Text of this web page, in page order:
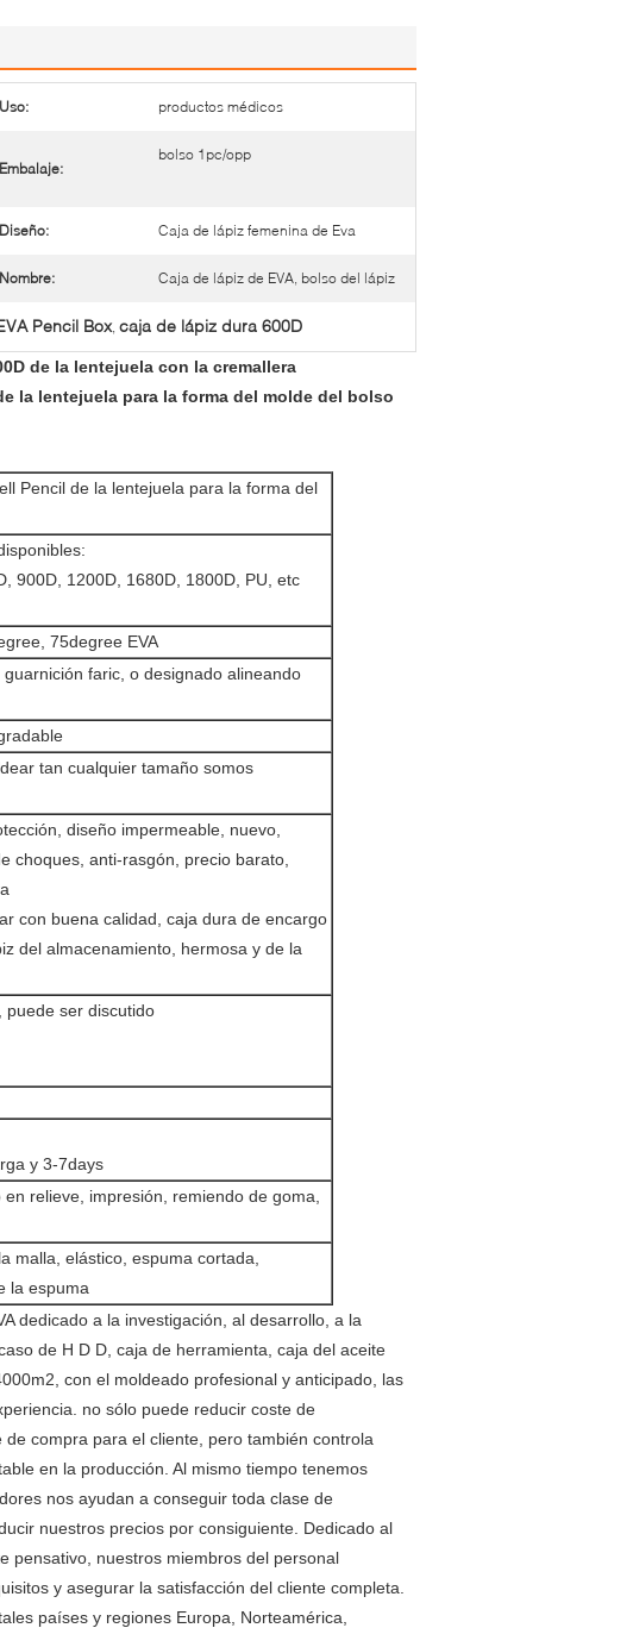
Uso: productos médicos
Embalaje:
bolso 1pc/opp
Diseño: Caja de lápiz femenina de Eva
Nombre: Caja de lápiz de EVA, bolso del lápiz
Pencil Box, caja de lápiz dura 600D
de la lentejuela con la cremallera
la lentejuela para la forma del molde del bolso
Pencil de la lentejuela para la forma del
900D, 1200D, 1680D, 1800D, PU, etc
75degree EVA
faric, o designado alineando
tan cualquier tamaño somos
diseño impermeable, nuevo,
choques, anti-rasgón, precio barato,
con buena calidad, caja dura de encargo
del almacenamiento, hermosa y de la
puede ser discutido
y 3-7days
relieve, impresión, remiendo de goma,
malla, elástico, espuma cortada,
la espuma
dedicado a la investigación, al desarrollo, a la
de H D D, caja de herramienta, caja del aceite
con el moldeado profesional y anticipado, las
no sólo puede reducir coste de
compra para el cliente, pero también controla
en la producción. Al mismo tiempo tenemos
nos ayudan a conseguir toda clase de
nuestros precios por consiguiente. Dedicado al
pensativo, nuestros miembros del personal
y asegurar la satisfacción del cliente completa.
países y regiones Europa, Norteamérica,